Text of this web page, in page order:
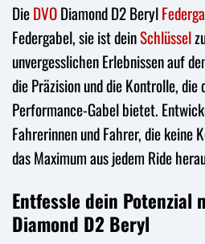
DieDVODiamond D2 Beryl
Federgabel, sie ist deinSchlüssel
unvergesslichen Erlebnissen auf
die Präzision und die Kontrolle, die
Performance-Gabel bietet.
Fahrerinnen und Fahrer, die keine
das Maximum aus jedem Ride
Entfessle dein Potenzial
Diamond D2 Beryl